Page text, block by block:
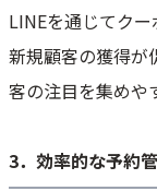
LINEを通じてク
新規顧客の獲得が
客の注目を集めや
3．効率的な予約